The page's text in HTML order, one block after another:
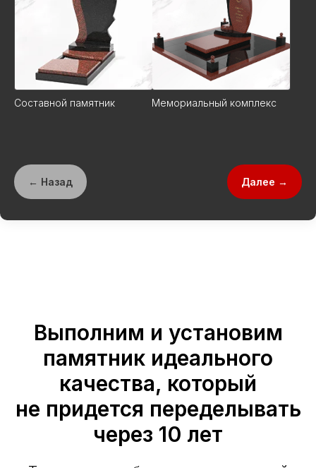
Составной памятник Мемориальный комплекс
← Назад Далее →
Выполним и установим
памятник идеального
качества, который
не придется переделывать
через 10 лет